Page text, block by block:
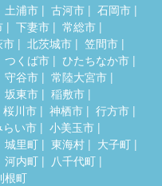
土浦市 古河市
石岡市
下妻市
常総市
市 北茨城市
笠間市
つくば市
ひたちなか市
守谷市
常陸大宮市
坂東市
稲敷市
桜川市 神栖市
行方市
い市
小美玉市
城里町 東海村
大子町
河内町
八千代町
根町